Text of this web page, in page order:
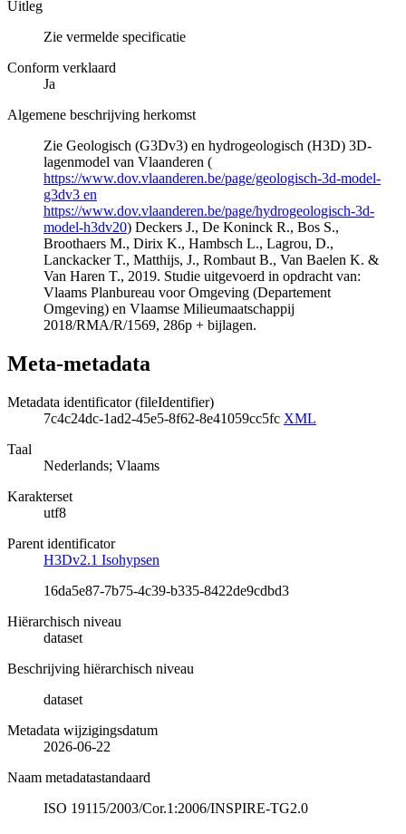
Uitleg
Zie vermelde specificatie
Conform verklaard
Ja
Algemene beschrijving herkomst
Zie Geologisch (G3Dv3) en hydrogeologisch (H3D) 3D-
lagenmodel van Vlaanderen (
https://www.dov.vlaanderen.be/page/geologisch-3d-model-
g3dv3 en
https://www.dov.vlaanderen.be/page/hydrogeologisch-3d-
model-h3dv20) Deckers J., De Koninck R., Bos S.,
Broothaers M., Dirix K., Hambsch L., Lagrou, D.,
Lanckacker T., Matthijs, J., Rombaut B., Van Baelen K. &
Van Haren T., 2019. Studie uitgevoerd in opdracht van:
Vlaams Planbureau voor Omgeving (Departement
Omgeving) en Vlaamse Milieumaatschappij
2018/RMA/R/1569, 286p + bijlagen.
Meta-metadata
Metadata identificator (fileIdentifier)
7c4c24dc-1ad2-45e5-8f62-8e41059cc5fc XML
Taal
Nederlands; Vlaams
Karakterset
utf8
Parent identificator
H3Dv2.1 Isohypsen
16da5e87-7b75-4c39-b335-8422de9cdbd3
Hiërarchisch niveau
dataset
Beschrijving hiërarchisch niveau
dataset
Metadata wijzigingsdatum
2026-06-22
Naam metadatastandaard
ISO 19115/2003/Cor.1:2006/INSPIRE-TG2.0